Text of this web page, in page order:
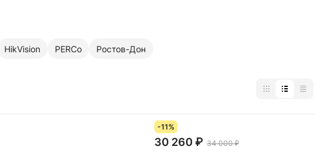
HikVision PERCo Ростов-Дон
-11%
30 260 ₽ 34 000 ₽